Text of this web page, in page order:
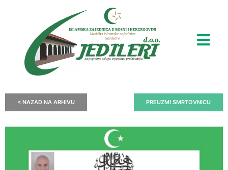
< NAZAD NA ARHIVU PREUZMI SMRTOVNICU